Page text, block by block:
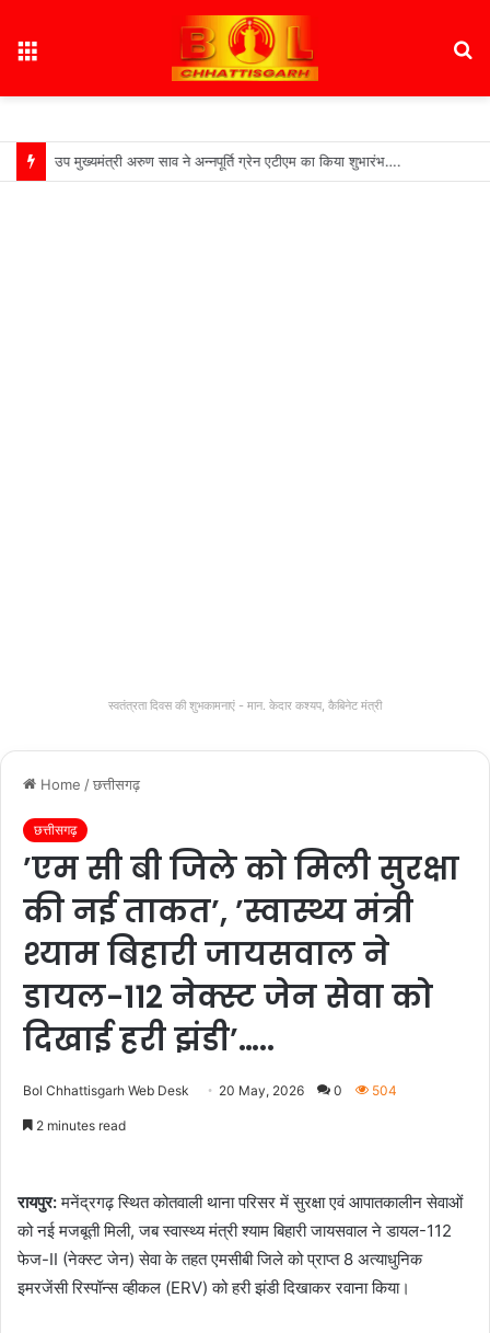
उप मुख्यमंत्री अरुण साव ने अन्नपूर्ति ग्रेन एटीएम का किया शुभारंभ….
स्वतंत्रता दिवस की शुभकामनाएं - मान. केदार कश्यप, कैबिनेट मंत्री
Home /छत्तीसगढ़
छत्तीसगढ़
’एम सी बी जिले को मिली सुरक्षा
की नई ताकत’, ’स्वास्थ्य मंत्री
श्याम बिहारी जायसवाल ने
डायल-112 नेक्स्ट जेन सेवा को
दिखाई हरी झंडी’…..
Bol Chhattisgarh Web Desk 20 May, 2026 0 504
2 minutes read
रायपुर:मनेंद्रगढ़ स्थित कोतवाली थाना परिसर में सुरक्षा एवं आपातकालीन सेवाओं
को नई मजबूती मिली, जब स्वास्थ्य मंत्री श्याम बिहारी जायसवाल ने डायल-112
फेज-II (नेक्स्ट जेन) सेवा के तहत एमसीबी जिले को प्राप्त 8 अत्याधुनिक
इमरजेंसी रिस्पॉन्स व्हीकल (ERV) को हरी झंडी दिखाकर रवाना किया।